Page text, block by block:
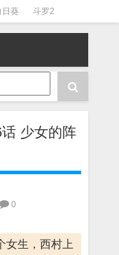
日葵 斗罗2
节目清单
少女的阵
0
女生，西村上